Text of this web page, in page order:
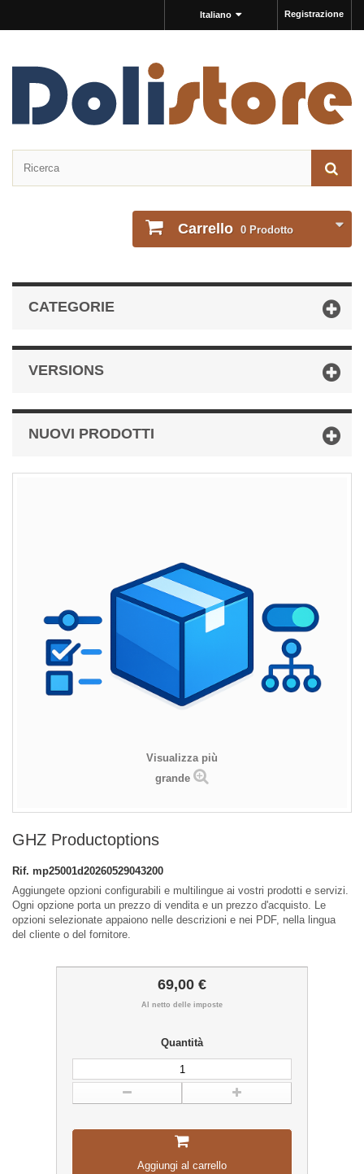
Registrazione
Italiano
Carrello 0 Prodotto
CATEGORIE
VERSIONS
NUOVI PRODOTTI
Visualizza più
grande
GHZ Productoptions
Rif. mp25001d20260529043200
Aggiungete opzioni configurabili e multilingue ai vostri prodotti e servizi.
Ogni opzione porta un prezzo di vendita e un prezzo d'acquisto. Le
opzioni selezionate appaiono nelle descrizioni e nei PDF, nella lingua
del cliente o del fornitore.
69,00 €
Al netto delle imposte
Quantità
Aggiungi al carrello